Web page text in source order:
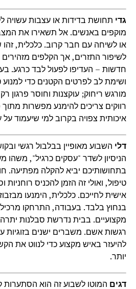
גדי תחושת בדידות או עצבות
מוקפים באנשים. אל תשאירו את המצב
או לשיחה עם חבר קרוב. כלכלית, זהו
לשיפור התזרים, אך הקלפים מזהירים
חדשות – העדיפו לפעול לבד כרגע.
ושימת לב לפרטים הקטנים כדי למנוע
מורגש ריחוק; עוקצנות וחוסר פרגון
רווקים צריכים להימנע מפשרות
איכותית צפויה בקרוב למי שיעמוד על
דלי השבוע מאופיין בבלבול רגשי
הניסיון לשדר "עסקים כרגיל", משהו
בתחושותיכם יביא להקלה מפתיעה.
טיפול, ואולי זה הזמן להכניס
אישית לחייכם. כלכלית, הימנעו
בנחוץ בלבד. בעבודה, התרחקו
מקצועיים. בבית נדרשת סבלנות יתרה
רגשות אשם. משברים ישנים בזוגיות
להיעזר באיש מקצוע כדי לנווט את
יותר.
דגים המוטו לשבוע זה הוא הסתערות